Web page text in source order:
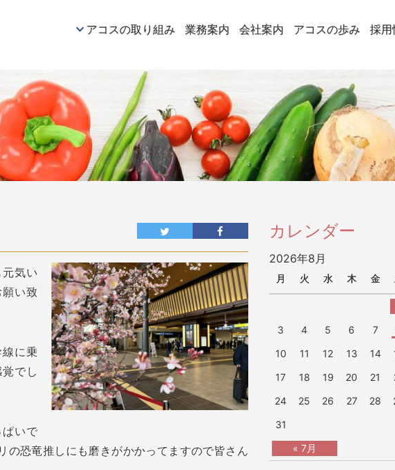
アコスの取り組み 業務案内 会社案内 アコスの歩み 採用
気い
い致
に乗
でし
いで
の恐竜推しにも磨きがかかってますので皆さん
カレンダー
2026年8月
月 火 水 木 金
« 7月
3
4 5 6 7
10
11 12 13 14
17
18 19 20 21
24
25 26 27 28
31